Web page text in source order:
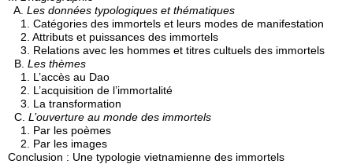
A. Les données typologiques et thématiques
1. Catégories des immortels et leurs modes de manifestation
2. Attributs et puissances des immortels
3. Relations avec les hommes et titres cultuels des immortels
B. Les thèmes
1. L’accès au Dao
2. L’acquisition de l’immortalité
3. La transformation
C. L’ouverture au monde des immortels
1. Par les poèmes
2. Par les images
Conclusion : Une typologie vietnamienne des immortels